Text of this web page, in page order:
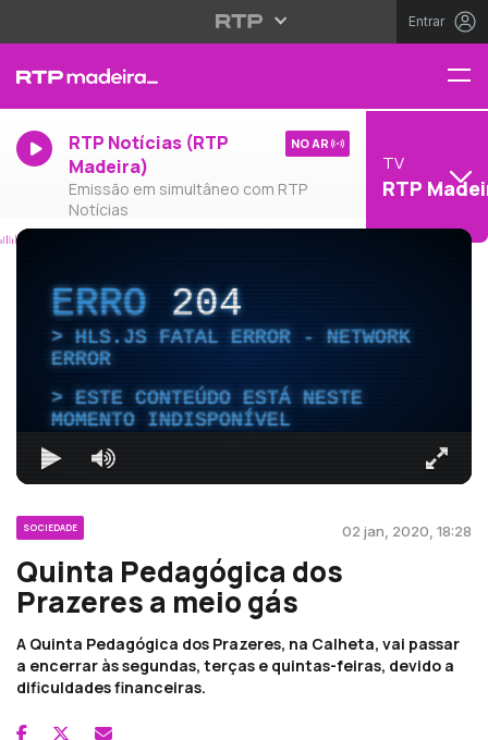
Entrar
RTP Notícias (RTP
Madeira)
Emissão em simultâneo com RTP
Notícias
NO AR
TV
RTP
ERRO204
HLS.JS FATAL ERROR - NETWORK
ERROR
ESTE CONTEÚDO ESTÁ NESTE
MOMENTO INDISPONÍVEL
SOCIEDADE 02 jan, 2020, 18:28
Quinta Pedagógica dos
Prazeres a meio gás
A Quinta Pedagógica dos Prazeres, na Calheta, vai passar
a encerrar às segundas, terças e quintas-feiras, devido a
dificuldades financeiras.